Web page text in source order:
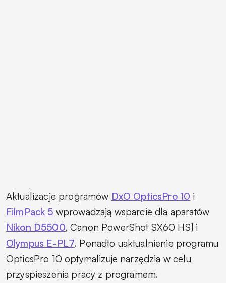
Aktualizacje programów DxO OpticsPro 10 i
FilmPack 5 wprowadzają wsparcie dla aparatów
Nikon D5500, Canon PowerShot SX60 HS] i
Olympus E-PL7. Ponadto uaktualnienie programu
OpticsPro 10 optymalizuje narzędzia w celu
przyspieszenia pracy z programem.